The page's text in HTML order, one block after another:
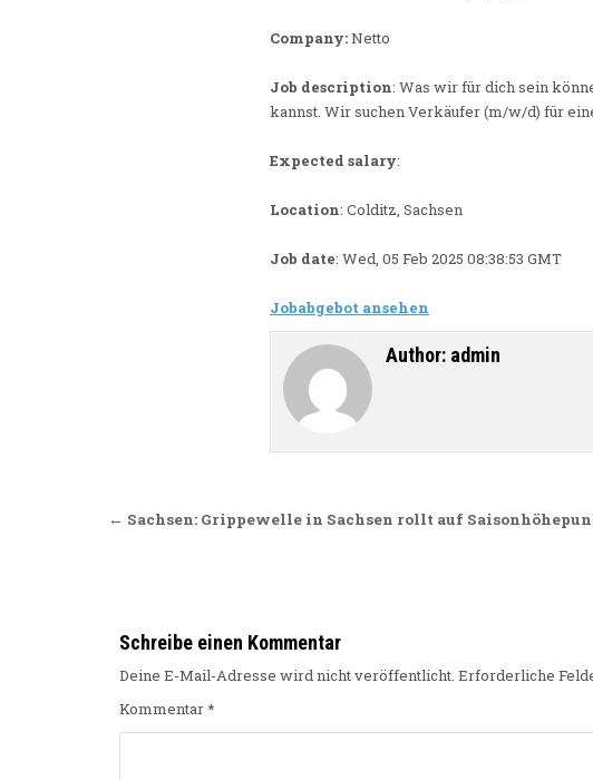
Company:Netto
Job description: Was wir für dich sein
kannst. Wir suchen Verkäufer (m/w/d) für
Expected salary:
Location: Colditz, Sachsen
Job date: Wed, 05 Feb 2025 08:38:53 GMT
Jobabgebot ansehen
Author: admin
Beitragsnavigation
← Sachsen: Grippewelle in Sachsen rollt auf
Schreibe einen Kommentar
Deine E-Mail-Adresse wird nicht veröffentlicht. Erforderliche
Kommentar*